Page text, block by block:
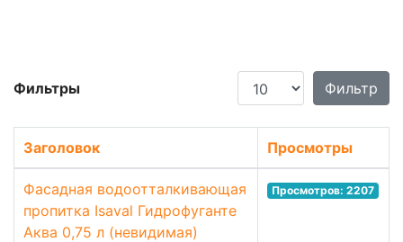
Фильтры Кол-во строк:Фильтр
Заголовок Просмотры
Фасадная водоотталкивающая
пропитка Isaval Гидрофуганте
Аква 0,75 л (невидимая)
Просмотров: 2207